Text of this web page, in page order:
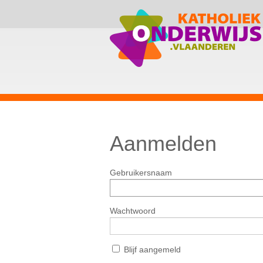
Aanmelden
Gebruikersnaam
Wachtwoord
Blijf aangemeld